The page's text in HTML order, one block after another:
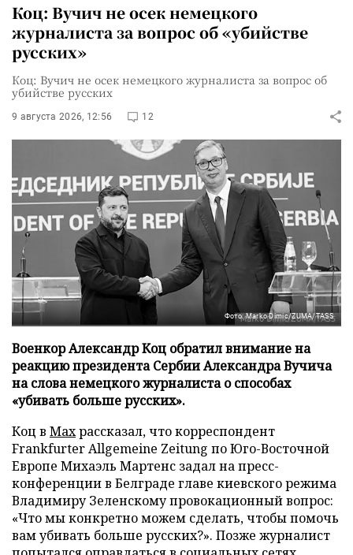
Коц: Вучич не осек немецкого
журналиста за вопрос об «убийстве
русских»
Коц: Вучич не осек немецкого журналиста за вопрос об
убийстве русских
9 августа 2026, 12:56 12
Фото: Marko Dimic/ZUMA/TASS
Военкор Александр Коц обратил внимание на
реакцию президента Сербии Александра Вучича
на слова немецкого журналиста о способах
«убивать больше русских».
Коц в Махрассказал, что корреспондент
Frankfurter Allgemeine Zeitung по Юго-Восточной
Европе Михаэль Мартенс задал на пресс-
конференции в Белграде главе киевского режима
Владимиру Зеленскому провокационный вопрос:
«Что мы конкретно можем сделать, чтобы помочь
вам убивать больше русских?». Позже журналист